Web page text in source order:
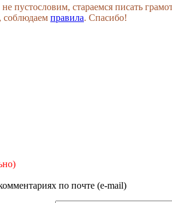
пустословим, стараемся писать
соблюдаем правила. Спасибо!
по почте (e-mail)